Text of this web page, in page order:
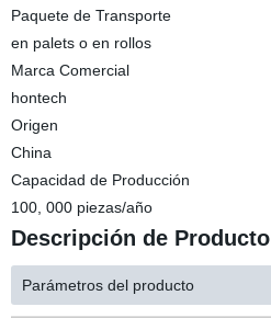
Paquete de Transporte
en palets o en rollos
Marca Comercial
hontech
Origen
China
Capacidad de Producción
100, 000 piezas/año
Descripción de Producto
Parámetros del producto